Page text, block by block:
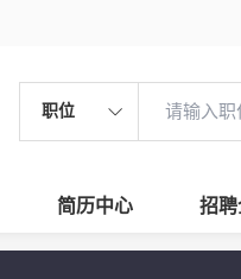
职位
简历中心 招